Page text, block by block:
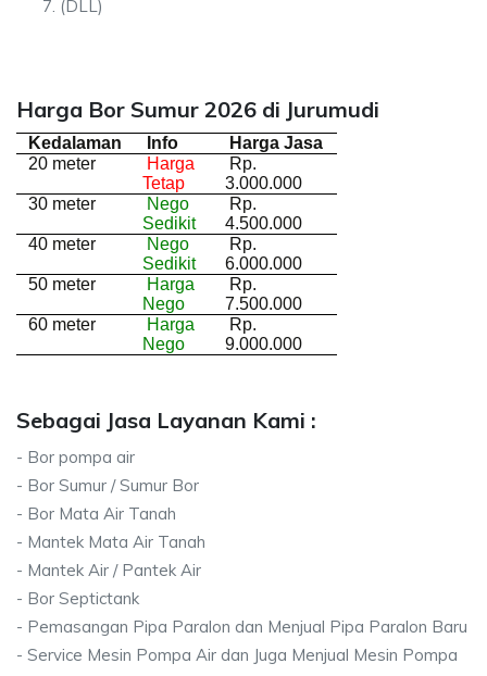
(DLL)
Harga Bor Sumur 2026 di Jurumudi
Kedalaman Info
Harga Jasa
20 meter
Harga
Tetap
Rp.
3.000.000
30 meter
Nego
Sedikit
Rp.
4.500.000
40 meter
Nego
Sedikit
Rp.
6.000.000
50 meter
Harga
Nego
Rp.
7.500.000
60 meter
Harga
Nego
Rp.
9.000.000
Sebagai Jasa Layanan Kami :
- Bor pompa air
- Bor Sumur / Sumur Bor
- Bor Mata Air Tanah
- Mantek Mata Air Tanah
- Mantek Air / Pantek Air
- Bor Septictank
- Pemasangan Pipa Paralon dan Menjual Pipa Paralon Baru
- Service Mesin Pompa Air dan Juga Menjual Mesin Pompa